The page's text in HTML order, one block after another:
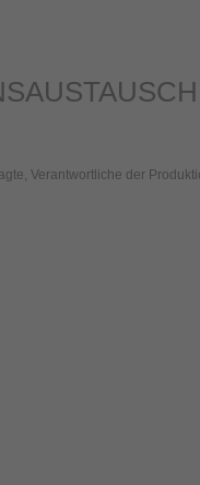
Verantwortliche der